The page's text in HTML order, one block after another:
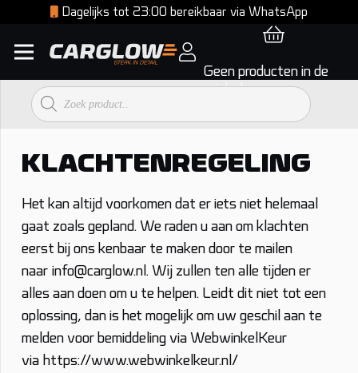
Dagelijks tot 23:00 bereikbaar via WhatsApp
Geen producten in de
winkelwagen.
Producten
zoeken
KLACHTENREGELING
Het kan altijd voorkomen dat er iets niet helemaal
gaat zoals gepland. We raden u aan om klachten
eerst bij ons kenbaar te maken door te mailen
naar info@carglow.nl. Wij zullen ten alle tijden er
alles aan doen om u te helpen. Leidt dit niet tot een
oplossing, dan is het mogelijk om uw geschil aan te
melden voor bemiddeling via WebwinkelKeur
via https://www.webwinkelkeur.nl/